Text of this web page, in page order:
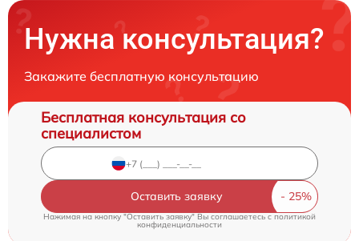
Нужна консультация?
Закажите бесплатную консультацию
Бесплатная консультация со
специалистом
Оставить заявку
Нажимая на кнопку "Оставить заявку" Вы соглашаетесь c политикой
конфиденциальности